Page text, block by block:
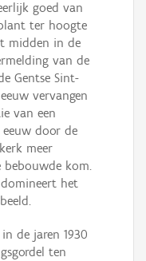
goed van
ter hoogte
midden in de
van de
Gentse Sint-
vervangen
van een
door de
meer
kom.
het
de jaren 1930
ten